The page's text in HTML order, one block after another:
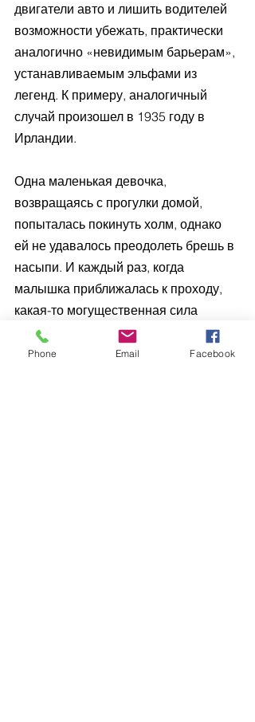
двигатели авто и лишить водителей
возможности убежать, практически
аналогично «невидимым барьерам»,
устанавливаемым эльфами из
легенд. К примеру, аналогичный
случай произошел в 1935 году в
Ирландии.
Одна маленькая девочка,
возвращаясь с прогулки домой,
попыталась покинуть холм, однако
ей не удавалось преодолеть брешь в
насыпи. И каждый раз, когда
малышка приближалась к проходу,
какая-то могущественная сила
разворачивала ноги на 180 градусов
и как бы заталкивала ребенка
Phone Email Facebook